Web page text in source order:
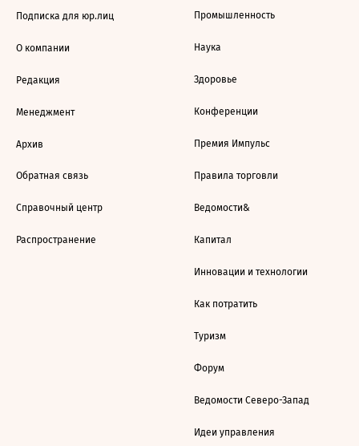
Подписка для юр.лиц
О компании
Редакция
Менеджмент
Архив
Обратная связь
Справочный центр
Распространение
Промышленность
Наука
Здоровье
Конференции
Премия Импульс
Правила торговли
Ведомости&
Капитал
Инновации и технологии
Как потратить
Туризм
Форум
Ведомости Северо-Запад
Идеи управления